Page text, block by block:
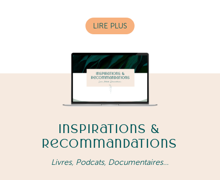
LIRE PLUS
Inspirations &
Recommandations
Livres, Podcats, Documentaires…